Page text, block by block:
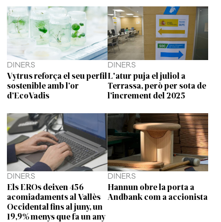
DINERS
Vytrus reforça el seu perfil
sostenible amb l’or
d’EcoVadis
DINERS
L'atur puja el juliol a
Terrassa, però per sota de
l’increment del 2025
DINERS
Els EROs deixen 456
acomiadaments al Vallès
Occidental fins al juny, un
19,9% menys que fa un any
DINERS
Hannun obre la porta a
Andbank com a accionista